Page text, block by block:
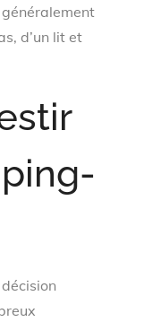
d’un lit et